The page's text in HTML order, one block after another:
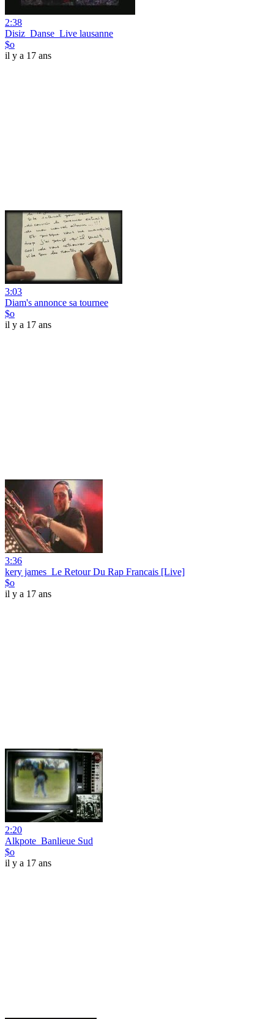
2:38
Disiz_Danse_Live lausanne
$o
il y a 17 ans
3:03
Diam's annonce sa tournee
$o
il y a 17 ans
3:36
kery james_Le Retour Du Rap Francais [Live]
$o
il y a 17 ans
2:20
Alkpote_Banlieue Sud
$o
il y a 17 ans